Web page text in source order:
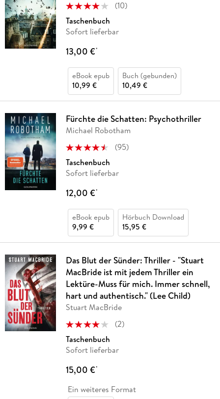
(10)
Taschenbuch
Sofort lieferbar
13,00 €*
eBook epub
10,99 €
Buch (gebunden)
10,49 €
Fürchte die Schatten: Psychothriller
Michael Robotham
(95)
Taschenbuch
Sofort lieferbar
12,00 €*
eBook epub
9,99 €
Hörbuch Download
15,95 €
Das Blut der Sünder: Thriller - "Stuart
MacBride ist mit jedem Thriller ein
Lektüre-Muss für mich. Immer schnell,
hart und authentisch." (Lee Child)
Stuart MacBride
(2)
Taschenbuch
Sofort lieferbar
15,00 €*
Ein weiteres Format